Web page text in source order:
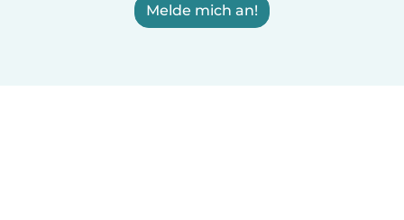
Melde mich an!